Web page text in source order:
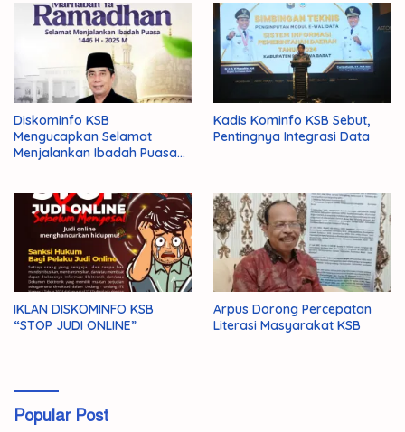
Diskominfo KSB
Mengucapkan Selamat
Menjalankan Ibadah Puasa
Kadis Kominfo KSB Sebut,
Pentingnya Integrasi Data
IKLAN DISKOMINFO KSB
“STOP JUDI ONLINE”
Arpus Dorong Percepatan
Literasi Masyarakat KSB
Popular Post